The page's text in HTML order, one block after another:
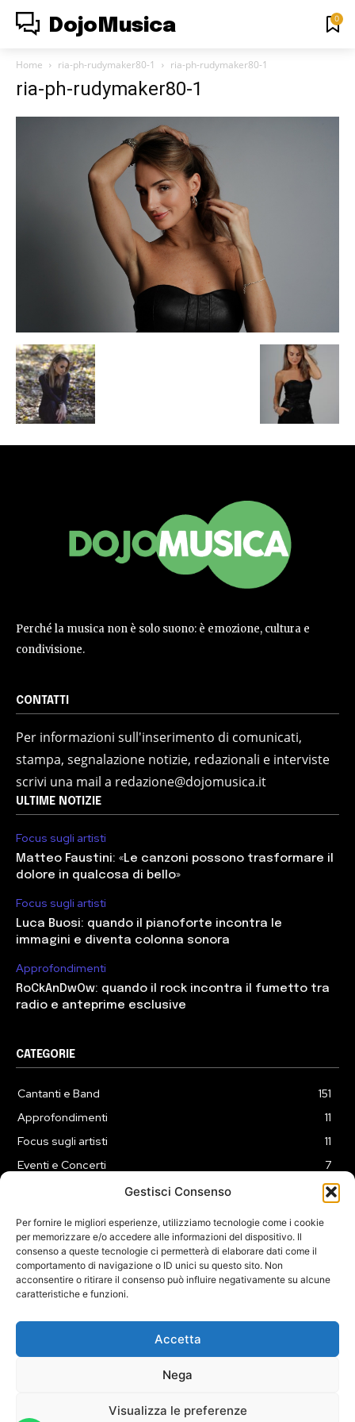
Gestisci Consenso
Per fornire le migliori esperienze, utilizziamo tecnologie come i cookie
per memorizzare e/o accedere alle informazioni del dispositivo. Il
consenso a queste tecnologie ci permetterà di elaborare dati come il
comportamento di navigazione o ID unici su questo sito. Non
acconsentire o ritirare il consenso può influire negativamente su alcune
caratteristiche e funzioni.
Accetta
Nega
Visualizza le preferenze
DojoMusica 0
Home ria-ph-rudymaker80-1 ria-ph-rudymaker80-1
ria-ph-rudymaker80-1
Perché la musica non è solo suono: è emozione, cultura e
condivisione.
CONTATTI
Per informazioni sull'inserimento di comunicati,
stampa, segnalazione notizie, redazionali e interviste
scrivi una mail a redazione@dojomusica.it
ULTIME NOTIZIE
Focus sugli artisti
Matteo Faustini: «Le canzoni possono trasformare il
dolore in qualcosa di bello»
Focus sugli artisti
Luca Buosi: quando il pianoforte incontra le
immagini e diventa colonna sonora
Approfondimenti
RoCkAnDwOw: quando il rock incontra il fumetto tra
radio e anteprime esclusive
CATEGORIE
Cantanti e Band
151
Approfondimenti
11
Focus sugli artisti
11
Eventi e Concerti
7
3
COOKIE POLICY (UE)
Sede legale in Via Alessio Baldovinetti 13 - 00142 - Roma - P.Iva: